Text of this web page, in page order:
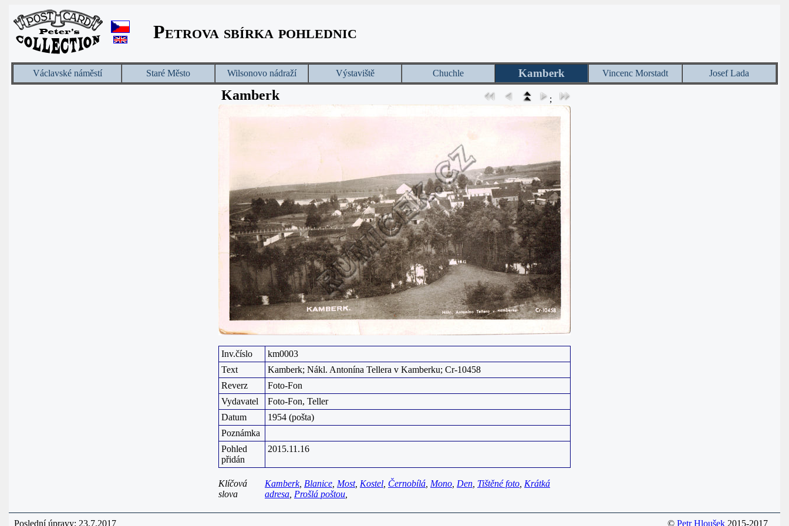
Petrova sbírka pohlednic
Václavské náměstí Staré Město Wilsonovo nádraží Výstaviště Chuchle Kamberk Vincenc Morstadt Josef Lada
Kamberk ;
Inv.číslo
km0003
Text
Kamberk; Nákl. Antonína Tellera v Kamberku; Cr-10458
Reverz
Foto-Fon
Vydavatel
Foto-Fon, Teller
Datum
1954 (pošta)
Poznámka
Pohled
přidán
2015.11.16
Klíčová
slova
Kamberk, Blanice Most, Kostel Černobílá Mono Den Tištěné foto Krátká
adresa Prošlá poštou
Poslední úpravy: 23.7.2017 © Petr Hloušek 2015-2017